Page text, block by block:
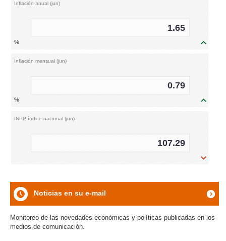
Inflación anual (jun)
1.65
%
Inflación mensual (jun)
0.79
%
INPP índice nacional (jun)
107.29
icon
Noticias en su e-mail
Monitoreo de las novedades económicas y políticas publicadas en los
medios de comunicación.